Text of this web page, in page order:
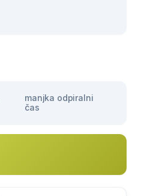
manjka odpiralni
čas